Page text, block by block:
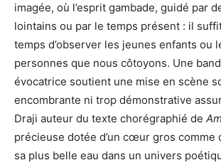
imagée, où l’esprit gambade, guidé par
lointains ou par le temps présent : il
temps d’observer les jeunes enfants ou
personnes que nous côtoyons. Une
évocatrice soutient une mise en scène
encombrante ni trop démonstrative
Draji auteur du texte chorégraphié de
précieuse dotée d’un cœur gros comme
sa plus belle eau dans un univers